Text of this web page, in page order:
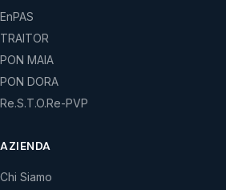
EnPAS
TRAITOR
PON MAIA
PON DORA
Re.S.T.O.Re-PVP
AZIENDA
Chi Siamo